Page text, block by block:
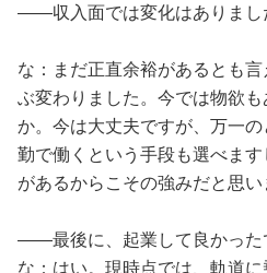
――収入面では変化はありまし
な：まだ正直余裕があるとも
ぶ変わりました。今では物欲
か。今は大丈夫ですが、万一
勤で働くという手段も選べま
があるからこその強みだと思い
――最後に、起業して良かった
な：はい。現時点では、軌道